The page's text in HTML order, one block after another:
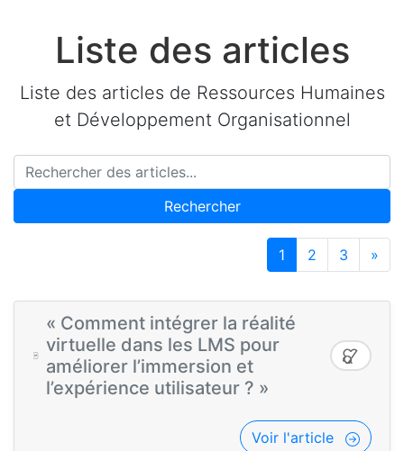
Liste des articles
Liste des articles de Ressources Humaines
et Développement Organisationnel
Rechercher
1 2 3 »
« Comment intégrer la réalité
virtuelle dans les LMS pour
améliorer l’immersion et
l’expérience utilisateur ? »
Voir l'article